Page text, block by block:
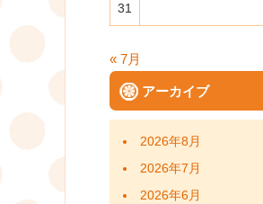
31
« 7月
アーカイブ
2026年8月
2026年7月
2026年6月